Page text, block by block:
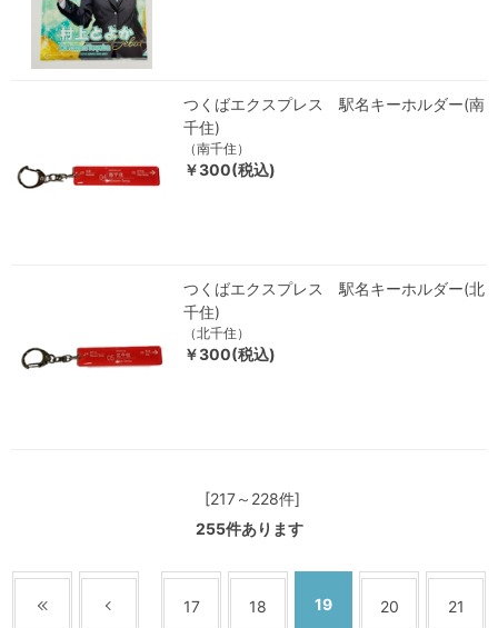
つくばエクスプレス 駅名キーホルダー(南
千住)
（南千住）
￥300(税込)
つくばエクスプレス 駅名キーホルダー(北
千住)
（北千住）
￥300(税込)
[217～228件]
255件あります
17 18 19 20 21